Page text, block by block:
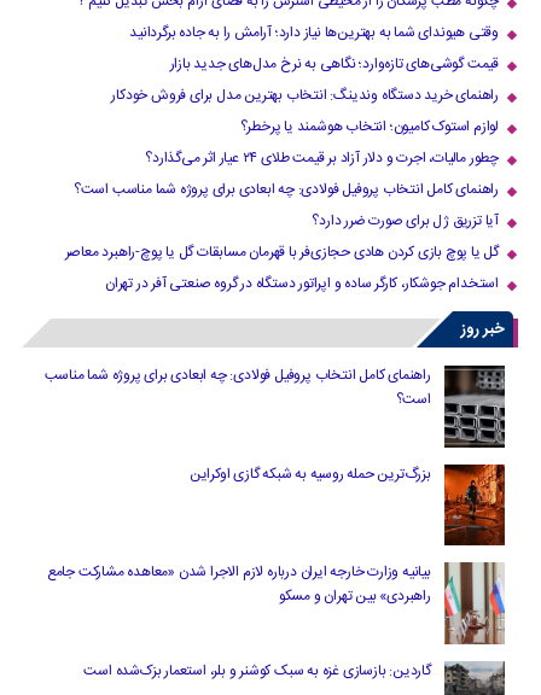
وقتی هیوندای شما به بهترین‌ها نیاز دارد؛ آرامش را به جاده برگردانید
قیمت گوشی‌های تازه‌وارد؛ نگاهی به نرخ مدل‌های جدید بازار
راهنمای خرید دستگاه وندینگ: انتخاب بهترین مدل برای فروش خودکار
لوازم استوک کامیون؛ انتخاب هوشمند یا پرخطر؟
چطور مالیات، اجرت و دلار آزاد بر قیمت طلای ۲۴ عیار اثر می‌گذارد؟
راهنمای کامل انتخاب پروفیل فولادی: چه ابعادی برای پروژه شما مناسب است؟
آیا تزریق ژل برای صورت ضرر دارد​؟
گل یا پوچ بازی کردن هادی حجازی‌فر با قهرمان مسابقات گل یا پوچ-راهبرد معاصر
استخدام جوشکار، کارگر ساده و اپراتور دستگاه در گروه صنعتی آفر در تهران
خبر روز
راهنمای کامل انتخاب پروفیل فولادی: چه ابعادی برای پروژه شما مناسب
است؟
بزرگ‌ترین حمله روسیه به شبکه گازی اوکراین
بیانیه وزارت خارجه ایران درباره لازم‌ الاجرا شدن «معاهده مشارکت جامع
راهبردی» بین تهران و مسکو
گاردین: بازسازی غزه به سبک کوشنر و بلر، استعمار بزک‌شده است